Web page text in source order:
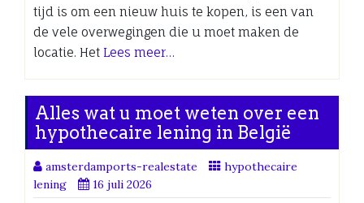
tijd is om een nieuw huis te kopen, is een van
de vele overwegingen die u moet maken de
locatie. Het Lees meer…
Alles wat u moet weten over een
hypothecaire lening in België
amsterdamports-realestate
hypothecaire
lening
16 juli 2026